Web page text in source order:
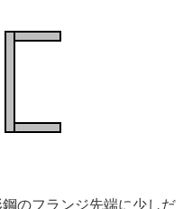
のフランジ先端に少しだ